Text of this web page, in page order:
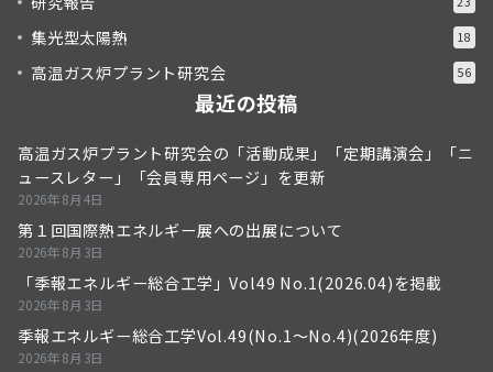
集光型太陽熱 18
高温ガス炉プラント研究会 56
最近の投稿
高温ガス炉プラント研究会の「活動成果」「定期講演会」「ニ
ュースレター」「会員専用ページ」を更新
2026年8月4日
第１回国際熱エネルギー展への出展について
2026年8月3日
「季報エネルギー総合工学」Vol49 No.1(2026.04)を掲載
2026年8月3日
季報エネルギー総合工学Vol.49(No.1～No.4)(2026年度)
2026年8月3日